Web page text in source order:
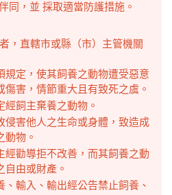
同，並 採取適當防護措施。
，直轄市或縣（市）主管機關
規定，使其飼養之動物遭受惡意
傷害，情節重大且有致死之虞。
飼主棄養之動物。
侵害他人之生命或身體，致造成
動物。
經勸導拒不改善，而其飼養之動
自由或財產。
輸入、輸出經公告禁止飼養、